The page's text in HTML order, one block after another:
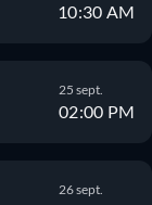
10:30 AM
25 sept.
02:00 PM
26 sept.